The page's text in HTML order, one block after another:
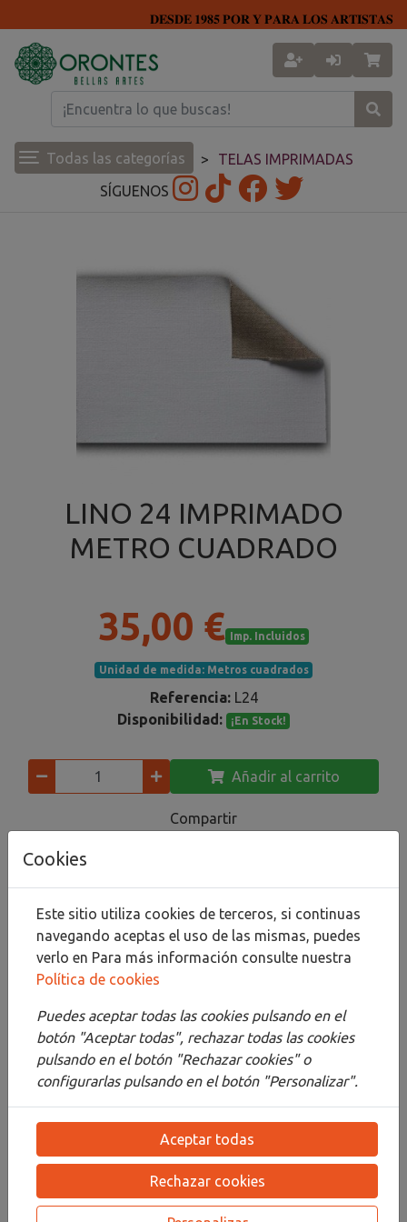
𝐃𝐄𝐒𝐃𝐄 𝟏𝟗𝟖𝟓 𝐏𝐎𝐑 𝐘 𝐏𝐀𝐑𝐀 𝐋𝐎𝐒 𝐀𝐑𝐓𝐈𝐒𝐓𝐀𝐒
Todas las categorías
TELAS IMPRIMADAS
SÍGUENOS
LINO 24 IMPRIMADO
METRO CUADRADO
35,00 € Imp. Incluidos
Unidad de medida: Metros cuadrados
Referencia: L24
Disponibilidad:
¡En Stock!
Añadir al carrito
Compartir
Descripción
Detalles
Opiniones
LINO IMPRIMADO PARA OLEO Y ACRILICO.
IMPRIMACIÓN UNIVERSAL, PERFECTO PARA
TÉCNICA MIXTA, ÓLEO Y ACRÍLICO. FABRICADO
POR ROYAL TALENS
Cookies
Este sitio utiliza cookies de terceros, si continuas
navegando aceptas el uso de las mismas, puedes
verlo en Para más información consulte nuestra
Política de cookies
Puedes aceptar todas las cookies pulsando en el
botón "Aceptar todas", rechazar todas las cookies
pulsando en el botón "Rechazar cookies" o
configurarlas pulsando en el botón "Personalizar".
Aceptar todas
Rechazar cookies